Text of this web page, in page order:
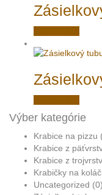
Výber kategórie
Krabice na pizzu
Krabice z
Krabice z
Krabičky na
Uncategorized (0)